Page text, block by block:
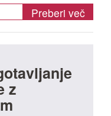
Preberi več
z